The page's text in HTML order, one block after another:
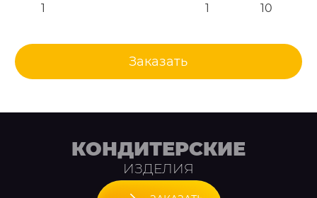
1
1 10
Заказать
КОНДИТЕРСКИЕ
ИЗДЕЛИЯ